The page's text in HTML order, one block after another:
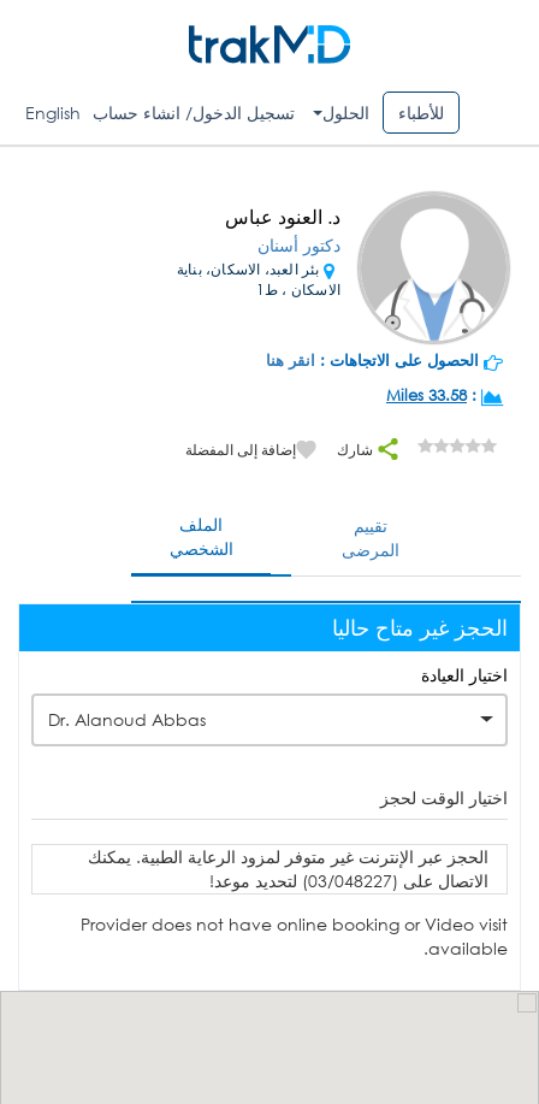
للأطباء الحلول تسجيل الدخول/ انشاء حساب English
د. العنود عباس
دكتور أسنان
بئر العبد، الاسكان، بناية
الاسكان ، ط1
الحصول على الاتجاهات : انقر هنا
:
33.58 Miles
شارك إضافة إلى المفضلة
الملف
الشخصي
تقييم
المرضى
الحجز غير متاح حاليا
اختيار العيادة
Dr. Alanoud Abbas
اختيار الوقت لحجز
الحجز عبر الإنترنت غير متوفر لمزود الرعاية الطبية. يمكنك
الاتصال على (03/048227) لتحديد موعد!
Provider does not have online booking or Video visit
available.